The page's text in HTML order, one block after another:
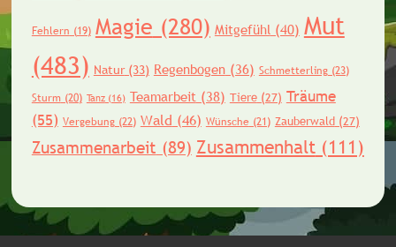
Fehlern (19) Magie (280) Mitgefühl(40) Mut
(483) Natur(33) Regenbogen(36) Schmetterling(23)
Sturm(20) Tanz(16) Teamarbeit(38) Tiere(27) Träume
(55) Vergebung(22) Wald (46) Wünsche (21) Zauberwald(27)
Zusammenarbeit (89) Zusammenhalt(111)